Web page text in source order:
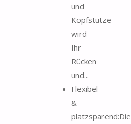
und
Kopfstütze
wird
Ihr
Rücken
und...
Flexibel
&
platzsparend:Die